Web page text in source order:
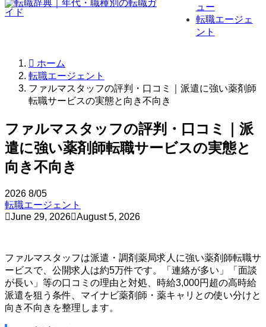
ュー
転職エージェ
ント
ホーム
転職エージェント
ファルマスタッフの評判・口コミ｜派遣に強い薬剤師
転職サービスの実態と向き不向き
ファルマスタッフの評判・口コミ｜派
遣に強い薬剤師転職サービスの実態と
向き不向き
2026 8/05
転職エージェント
June 29, 2026 August 5, 2026
ファルマスタッフは派遣・調剤薬局求人に強い薬剤師転職サ
ービスで、公開求人は約5万件です。「連絡が多い」「面談
が長い」等の口コミの理由と対処、時給3,000円超の高時給
派遣を狙う条件、マイナビ薬剤師・薬キャリとの使い分けと
向き不向きを整理します。